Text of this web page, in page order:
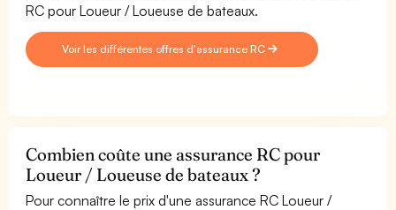
RC pour Loueur / Loueuse de bateaux.
Voir les différentes offres d'assurance RC
Combien coûte une assurance RC pour
Loueur / Loueuse de bateaux ?
Pour connaître le prix d'une assurance RC Loueur /